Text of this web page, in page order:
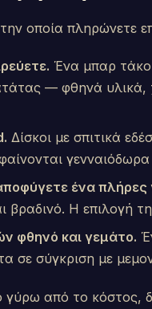
την οποία πληρώνετε
Ένα μπαρ τάκο
— φθηνά υλικά,
Δίσκοι με σπιτικά
ένα πλήρες
βραδινό. Η επιλογή
φθηνό και γεμάτο.
σε σύγκριση με
γύρω από το κόστος,